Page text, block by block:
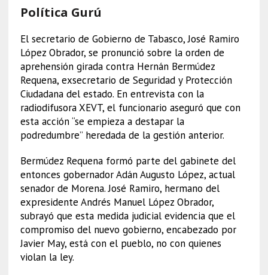
Política Gurú
El secretario de Gobierno de Tabasco, José Ramiro
López Obrador, se pronunció sobre la orden de
aprehensión girada contra Hernán Bermúdez
Requena, exsecretario de Seguridad y Protección
Ciudadana del estado. En entrevista con la
radiodifusora XEVT, el funcionario aseguró que con
esta acción “se empieza a destapar la
podredumbre” heredada de la gestión anterior.
Bermúdez Requena formó parte del gabinete del
entonces gobernador Adán Augusto López, actual
senador de Morena. José Ramiro, hermano del
expresidente Andrés Manuel López Obrador,
subrayó que esta medida judicial evidencia que el
compromiso del nuevo gobierno, encabezado por
Javier May, está con el pueblo, no con quienes
violan la ley.